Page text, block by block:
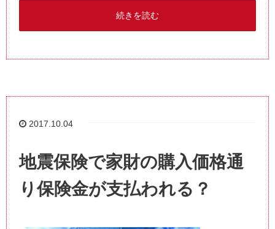
続きを読む
2017.10.04
地震保険で家財の購入価格通
り保険金が支払われる？